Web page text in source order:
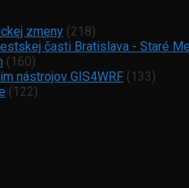
zmeny (218)
časti Bratislava - Staré
(160)
nástrojov GIS4WRF (133)
(122)